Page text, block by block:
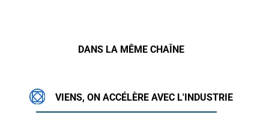
DANS LA MÊME CHAÎNE
VIENS, ON ACCÉLÈRE AVEC L'INDUSTRIE